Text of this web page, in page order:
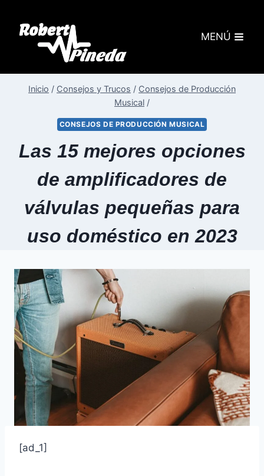
MENÚ
Inicio / Consejos y Trucos / Consejos de Producción
Musical /
CONSEJOS DE PRODUCCIÓN MUSICAL
Las 15 mejores opciones
de amplificadores de
válvulas pequeñas para
uso doméstico en 2023
[ad_1]